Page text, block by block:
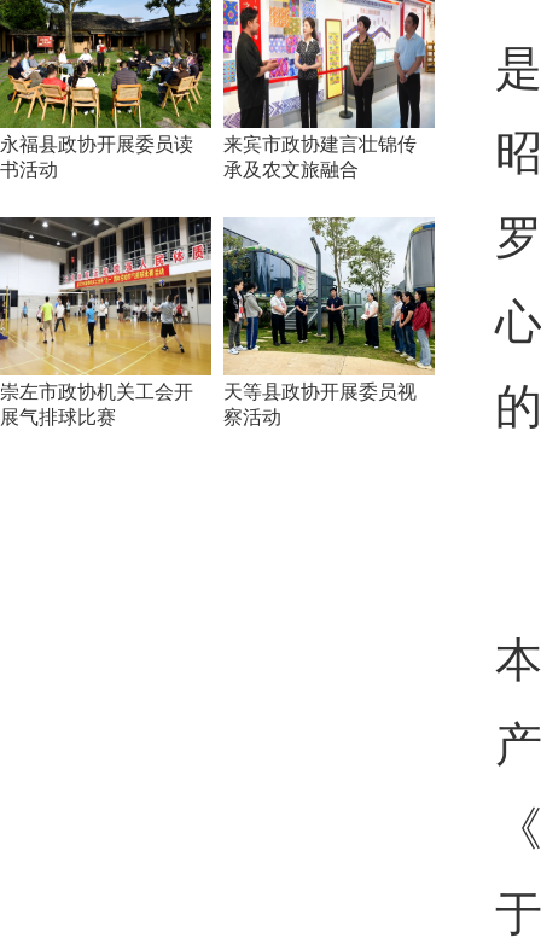
永福县政协开展委员读
书活动
来宾市政协建言壮锦传
承及农文旅融合
崇左市政协机关工会开
展气排球比赛
天等县政协开展委员视
察活动